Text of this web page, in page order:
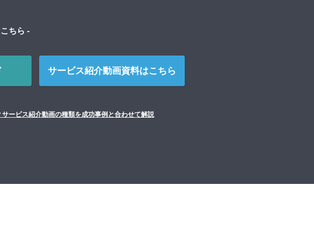
ちら -
サービス紹介動画資料はこちら
ービス紹介動画の種類を成功事例と合わせて解説